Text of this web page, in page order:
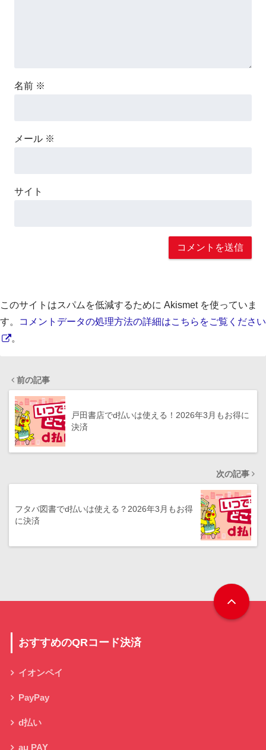
名前 ※
メール ※
サイト
このサイトはスパムを低減するために Akismet を使っていま
す。
コメントデータの処理方法の詳細はこちらをご覧ください
。
前の記事
戸田書店でd払いは使える！2026年3月もお得に
決済
次の記事
フタバ図書でd払いは使える？2026年3月もお得
に決済
おすすめのQRコード決済
イオンペイ
PayPay
d払い
au PAY